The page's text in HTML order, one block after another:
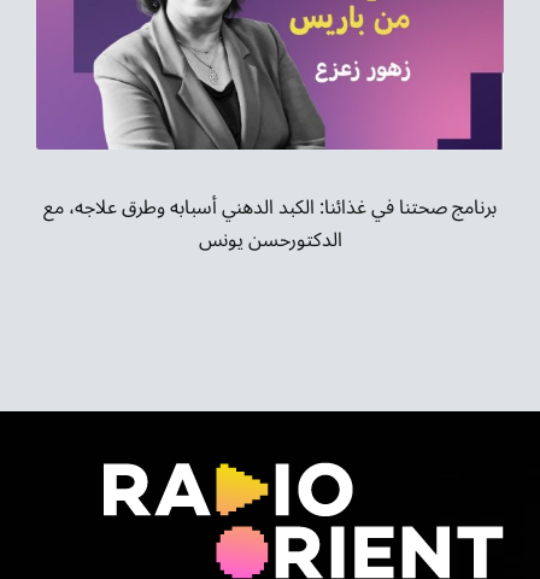
موسيقى الشرق
تواصل معنا
برنامج صحتنا في غذائنا: الكبد الدهني أسبابه وطرق علاجه، مع
الدكتورحسن يونس